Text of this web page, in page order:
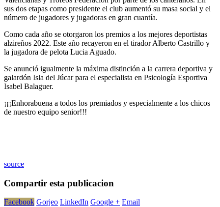
sus dos etapas como presidente el club aumentó su masa social y el
número de jugadores y jugadoras en gran cuantía.
Como cada año se otorgaron los premios a los mejores deportistas
alzireños 2022. Este año recayeron en el tirador Alberto Castrillo y
la jugadora de pelota Lucia Aguado.
Se anunció igualmente la máxima distinción a la carrera deportiva y
galardón Isla del Júcar para el especialista en Psicología Esportiva
Isabel Balaguer.
¡¡¡Enhorabuena a todos los premiados y especialmente a los chicos
de nuestro equipo senior!!!
source
Compartir esta publicacion
Facebook Gorjeo LinkedIn Google + Email